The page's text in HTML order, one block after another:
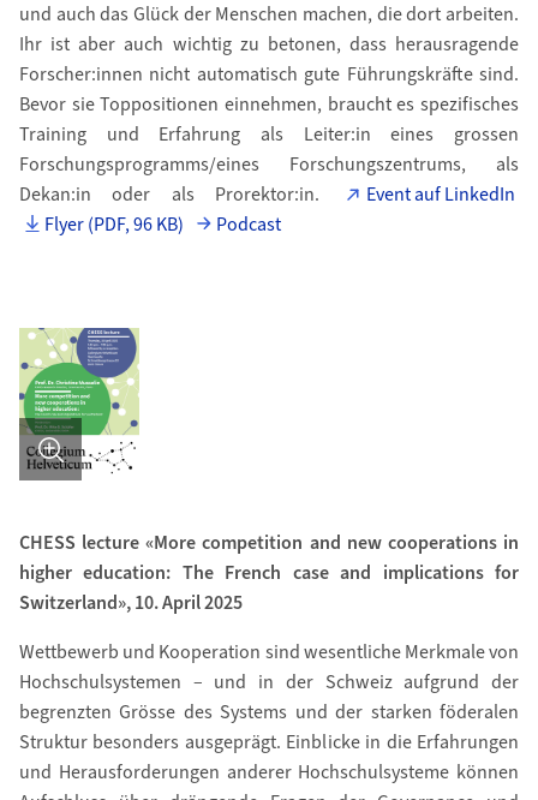
und auch das Glück der Menschen machen, die dort arbeiten.
Ihr ist aber auch wichtig zu betonen, dass herausragende
Forscher:innen nicht automatisch gute Führungskräfte sind.
Bevor sie Toppositionen einnehmen, braucht es spezifisches
Training und Erfahrung als Leiter:in eines grossen
Forschungsprogramms/eines Forschungszentrums, als
Dekan:in oder als Prorektor:in.
Event auf LinkedIn
Flyer (PDF, 96 KB)
Podcast
Bild in Detailansicht �ffnen
CHESS lecture «More competition and new cooperations in
higher education: The French case and implications for
Switzerland», 10. April 2025
Wettbewerb und Kooperation sind wesentliche Merkmale von
Hochschulsystemen – und in der Schweiz aufgrund der
begrenzten Grösse des Systems und der starken föderalen
Struktur besonders ausgeprägt. Einblicke in die Erfahrungen
und Herausforderungen anderer Hochschulsysteme können